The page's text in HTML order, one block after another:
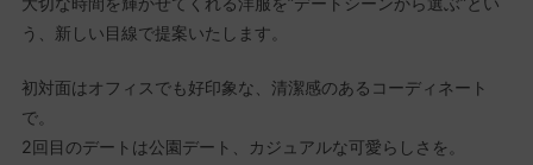
う、新しい目線で提案いたします。
初対面はオフィスでも好印象な、清潔感のあるコーディネート
で。
2回目のデートは公園デート、カジュアルな可愛らしさを。